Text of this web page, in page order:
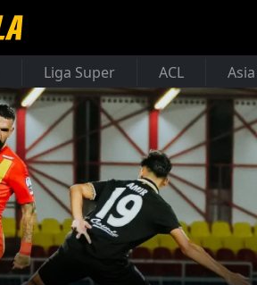
Liga Super ACL